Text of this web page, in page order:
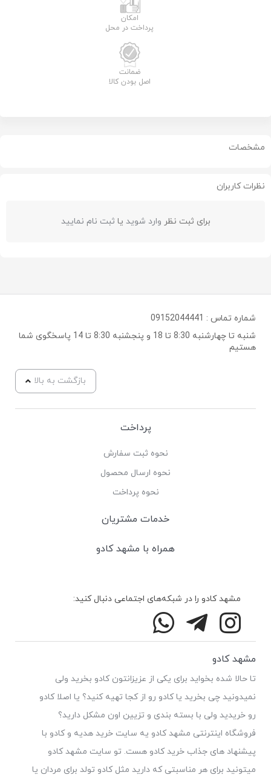
امکان
پرداخت در محل
ضمانت
اصل بودن کالا
مشخصات
نظرات کاربران
برای ثبت نظر وارد شوید یا ثبت نام نمایید
شماره تماس : 09152044441
شنبه تا چهارشنبه 8:30 تا 18 و پنجشنبه 8:30 تا 14 پاسخگوی شما
هستیم
بازگشت به بالا
پرداخت
نحوه ثبت سفارش
نحوه ارسال محصول
نحوه پرداخت
خدمات مشتریان
همراه با مشهد کادو
مشهد کادو را در شبکه‌های اجتماعی دنبال کنید:
مشهد کادو
تا حالا شده بخواید برای یکی از عزیزانتون کادو بخرید ولی
نمیدونید چی بخرید یا کادو رو از کجا تهیه کنید؟ یا اصلا کادو
رو خریدید ولی با بسته بندی و تزیین اون مشکل دارید؟
فروشگاه اینترنتی مشهد کادو یه سایت خرید هدیه و کادو با
پیشنهاد های جذاب خرید کادو هست. تو سایت مشهد کادو
میتونید برای هر مناسبتی که دارید مثل کادو تولد برای مردان یا